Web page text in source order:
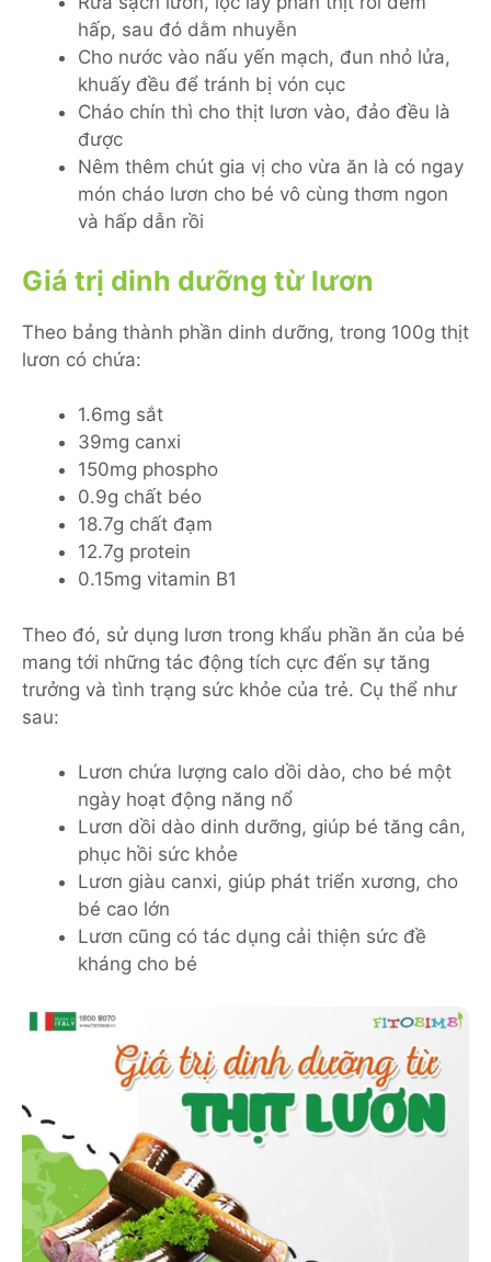
hấp, sau đó dằm nhuyễn
Cho nước vào nấu yến mạch, đun nhỏ lửa,
khuấy đều để tránh bị vón cục
Cháo chín thì cho thịt lươn vào, đảo đều là
được
Nêm thêm chút gia vị cho vừa ăn là có ngay
món cháo lươn cho bé vô cùng thơm ngon
và hấp dẫn rồi
Giá trị dinh dưỡng từ lươn
Theo bảng thành phần dinh dưỡng, trong 100g thịt
lươn có chứa:
1.6mg sắt
39mg canxi
150mg phospho
0.9g chất béo
18.7g chất đạm
12.7g protein
0.15mg vitamin B1
Theo đó, sử dụng lươn trong khẩu phần ăn của bé
mang tới những tác động tích cực đến sự tăng
trưởng và tình trạng sức khỏe của trẻ. Cụ thể như
sau:
Lươn chứa lượng calo dồi dào, cho bé một
ngày hoạt động năng nổ
Lươn dồi dào dinh dưỡng, giúp bé tăng cân,
phục hồi sức khỏe
Lươn giàu canxi, giúp phát triển xương, cho
bé cao lớn
Lươn cũng có tác dụng cải thiện sức đề
kháng cho bé